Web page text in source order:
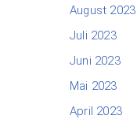
August 2023
Juli 2023
Juni 2023
Mai 2023
April 2023